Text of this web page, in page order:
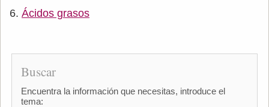
Ácidos grasos
Buscar
Encuentra la información que necesitas, introduce el
tema: